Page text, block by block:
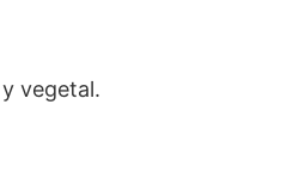
vegetal.